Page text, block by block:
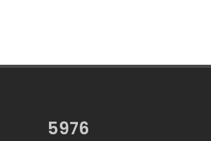
5976